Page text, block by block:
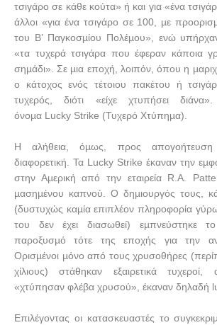
τσιγάρο σε κάθε κούτα» ή και για «ένα
άλλοι «για ένα τσιγάρο σε 100, µε
του Β’ Παγκοσµίου Πολέµου», ενώ
«τα τυχερά τσιγάρα που έφεραν κάποια
σηµάδι». Σε µια εποχή, λοιπόν, όπου η
ο κάτοχος ενός τέτοιου πακέτου ή
τυχερός, διότι «είχε χτυπήσει
όνοµα Lucky Strike (Τυχερό Χτύπηµα).
Η αλήθεια, όµως, προς απογοήτευση
διαφορετική. Τα Lucky Strike έκαναν την
στην Αµερική από την εταιρεία R .A
µασηµένου καπνού. Ο δηµιουργός τους,
(δυστυχώς καµία επιπλέον πληροφορία
του δεν έχει διασωθεί) εµπνεύστηκε
παροξυσµό τότε της εποχής για την
Ορισµένοι µόνο από τους χρυσοθήρες
χίλιους) στάθηκαν εξαιρετικά τυχεροί,
«χτύπησαν φλέβα χρυσού», έκαναν δηλαδή
Επιλέγοντας οι κατασκευαστές το